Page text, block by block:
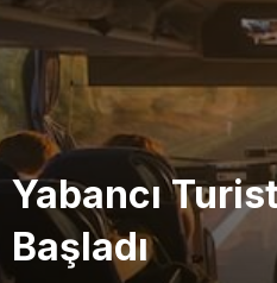
Yabancı
Başladı